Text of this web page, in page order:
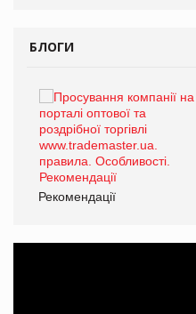
БЛОГИ
Рекомендації